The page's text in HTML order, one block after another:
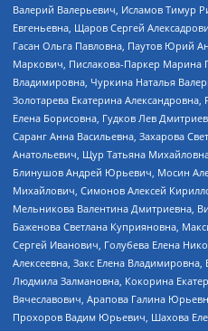
Валерий Валерьевич, Исламов Тимур
Евгеньевна, Щаров Сергей
Гасан Ольга Павловна, Паутов Юрий
Маркович, Пислакова-Паркер Марина
Владимировна, Чуркина Наталья
Золотарева Екатерина
Елена Борисовна, Гудков Лев
Саранг Анна Васильевна, Захарова
Анатольевич, Щур Татьяна
Блинушов Андрей Юрьевич, Мосин
Михайлович, Симонов Алексей
Мельникова Валентина Дмитриевна,
Баженова Светлана Куприяновна,
Сергей Иванович, Голубева Елена
Алексеевна, Закс Елена
Людмила Залмановна, Кокорина
Вячеславович, Арапова Галина
Прохоров Вадим Юрьевич, Шахова